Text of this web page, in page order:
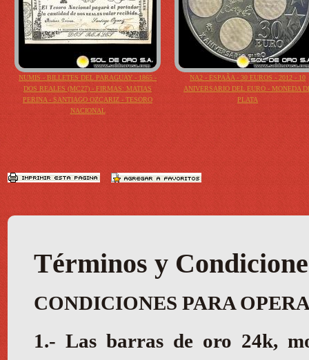
NUMIS - BILLETES DEL PARAGUAY - 1865 -
DOS REALES (MC27) - FIRMAS: MATIAS
PERINA - SANTIAGO OZCARIZ - TESORO
NACIONAL
NA2 - ESPAÃA - 30 EUROS - 2012 - 10
ANIVERSARIO DEL EURO - MONEDA
PLATA